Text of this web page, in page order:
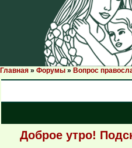
Вы здесь
Главная » Форумы » Вопрос
Доброе утро!